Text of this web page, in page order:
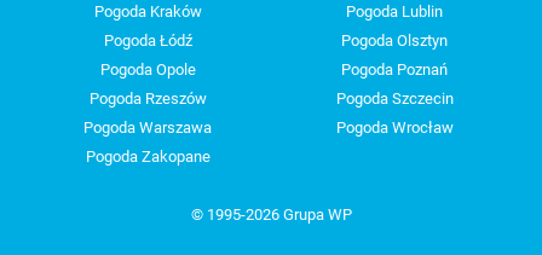
Pogoda Kraków
Pogoda Lublin
Pogoda Łódź
Pogoda Olsztyn
Pogoda Opole
Pogoda Poznań
Pogoda Rzeszów
Pogoda Szczecin
Pogoda Warszawa
Pogoda Wrocław
Pogoda Zakopane
© 1995-2026 Grupa WP